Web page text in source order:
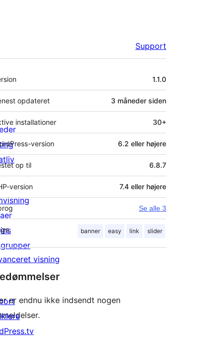
Support
1.1.0
opdateret 3 måneder siden
installationer 30+
version 6.2 eller højere
op til 6.8.7
version 7.4 eller højere
Se alle 3
banner easy link slider
visning
er endnu ikke indsendt nogen